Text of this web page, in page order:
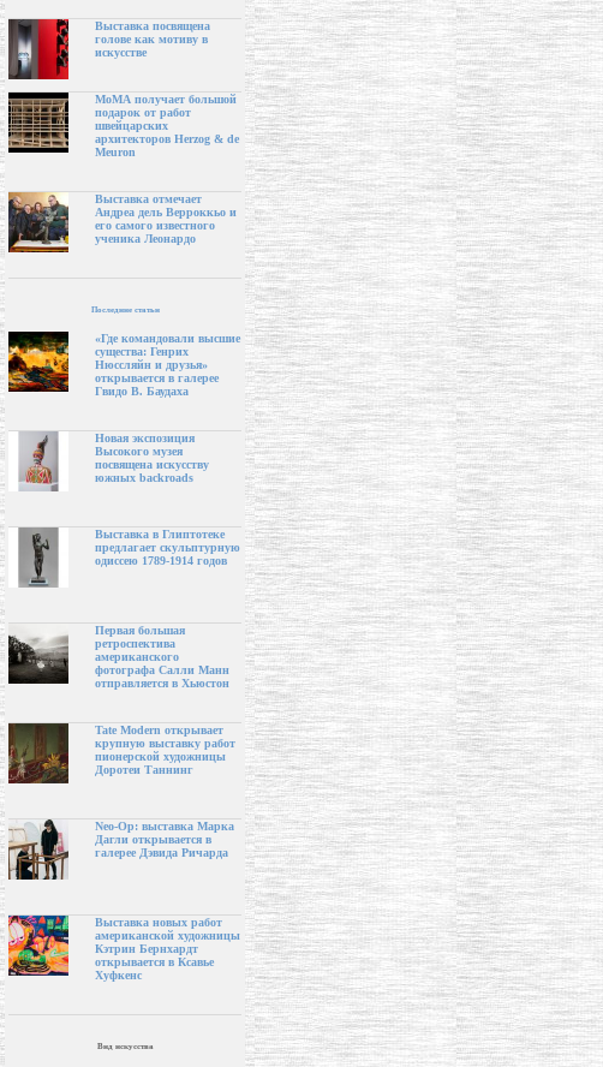
Выставка посвящена
голове как мотиву в
искусстве
МоМА получает большой
подарок от работ
швейцарских
архитекторов Herzog & de
Meuron
Выставка отмечает
Андреа дель Верроккьо и
его самого известного
ученика Леонардо
Последние статьи
«Где командовали высшие
существа: Генрих
Нюссляйн и друзья»
открывается в галерее
Гвидо В. Баудаха
Новая экспозиция
Высокого музея
посвящена искусству
южных backroads
Выставка в Глиптотеке
предлагает скульптурную
одиссею 1789-1914 годов
Первая большая
ретроспектива
американского
фотографа Салли Манн
отправляется в Хьюстон
Tate Modern открывает
крупную выставку работ
пионерской художницы
Доротеи Таннинг
Neo-Op: выставка Марка
Дагли открывается в
галерее Дэвида Ричарда
Выставка новых работ
американской художницы
Кэтрин Бернхардт
открывается в Ксавье
Хуфкенс
Вид искусства